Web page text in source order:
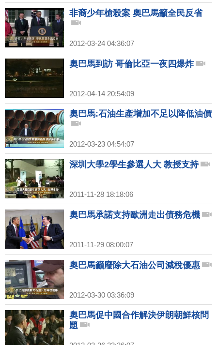
非裔少年槍殺案 奧巴馬籲全民反省
2012-03-24 04:36:07
奧巴馬到訪 哥倫比亞一夜四爆炸
2012-04-14 20:54:09
奧巴馬:石油生產增加不足以降低油價
2012-03-23 04:54:07
深圳大學2學生參選人大 教授支持
2011-11-28 18:18:06
奧巴馬承諾支持歐洲走出債務危機
2011-11-29 08:00:07
奧巴馬籲廢除大石油公司減稅優惠
2012-03-30 03:36:09
奧巴馬促中國合作解決伊朗朝鮮核問
題